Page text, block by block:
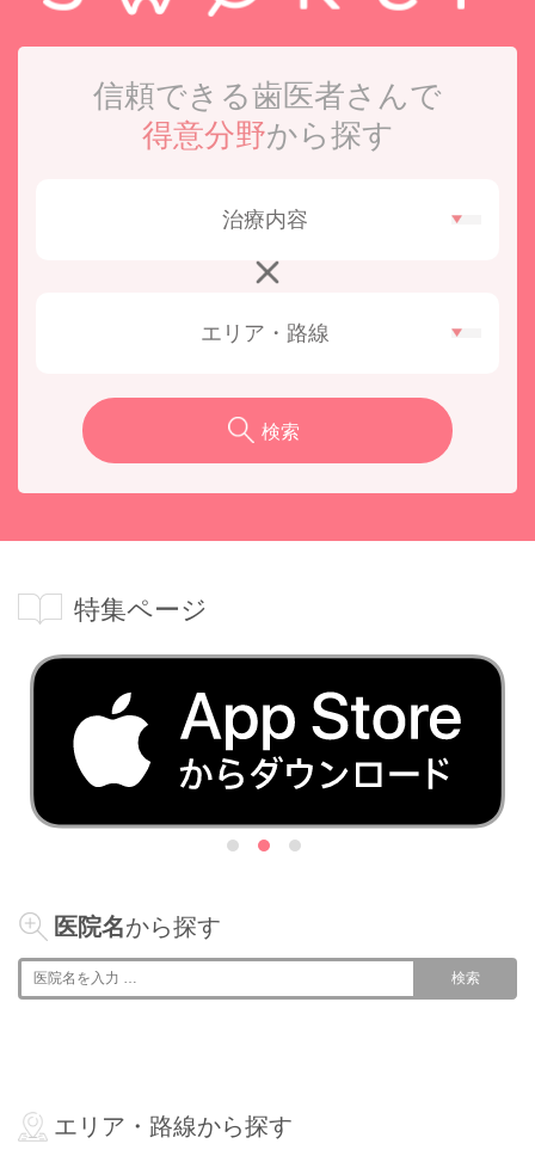
信頼できる歯医者さんで
得意分野から探す
治療内容
エリア・路線
検索
特集ページ
医院名から探す
検索
エリア・路線から探す
インプラント治療で困っている方がいたのでおすす
港南台歯科口腔外科クリニック
丁寧で親切。治療も的確。クリーニング料金が、少
町田マルイ はごころ歯科 口腔外科・矯正
た。大変分かりやすい解説と優しい技術で、今後歯
を気遣う…‎
平沢歯科
た時も親切にしてくださいました。 ‎
港南台歯科口腔外科クリニック
待ち時間、治療時間が予定通り治療中の説明がわか
りやすい治療が丁寧 ‎
も綺麗でスタッフの方々の対応も優しいから。 ‎
港南台歯科口腔外科クリニック
町田マルイ はごころ歯科 口腔外科・矯正
歯科クリニック